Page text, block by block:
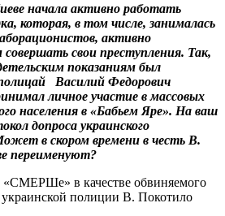
начала активно работать
которая, в том числе, занималась
активно
свои преступления. Так,
показаниям был
Василий Федорович
личное участие в массовых
населения в «Бабьем Яре». На ваш
допроса украинского
в скором времени в честь В.
переименуют?
«СМЕРШе» в качестве обвиняемого
полиции В. Покотило